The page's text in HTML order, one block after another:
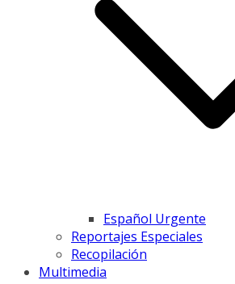
Español Urgente
Reportajes Especiales
Recopilación
Multimedia